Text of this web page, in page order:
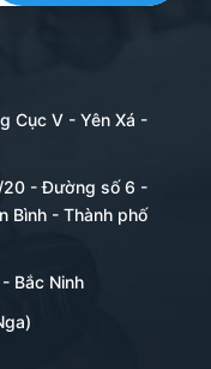
Biến:
Cục V - Yên Xá -
20 - Đường số 6 -
Bình - Thành phố
Bắc Ninh